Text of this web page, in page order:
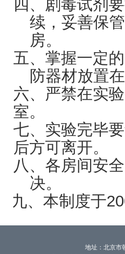
四、剧毒试剂
续，妥善保
房。
五、掌握一定
防器材放置
六、严禁在实
室。
七、实验完毕
后方可离开。
八、各房间安
决。
九、本制度于
地址：北京市